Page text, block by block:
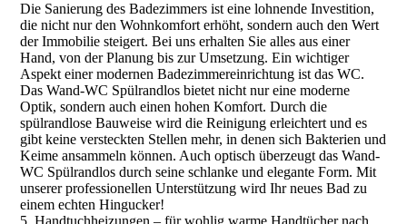
Die Sanierung des Badezimmers ist eine lohnende Investition,
die nicht nur den Wohnkomfort erhöht, sondern auch den Wert
der Immobilie steigert. Bei uns erhalten Sie alles aus einer
Hand, von der Planung bis zur Umsetzung. Ein wichtiger
Aspekt einer modernen Badezimmereinrichtung ist das WC.
Das Wand-WC Spülrandlos bietet nicht nur eine moderne
Optik, sondern auch einen hohen Komfort. Durch die
spülrandlose Bauweise wird die Reinigung erleichtert und es
gibt keine versteckten Stellen mehr, in denen sich Bakterien und
Keime ansammeln können. Auch optisch überzeugt das Wand-
WC Spülrandlos durch seine schlanke und elegante Form. Mit
unserer professionellen Unterstützung wird Ihr neues Bad zu
einem echten Hingucker!
5. Handtuchheizungen – für wohlig warme Handtücher nach